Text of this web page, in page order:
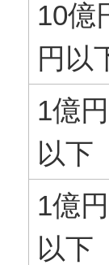
10億
円以
1億
以下
1億
以下